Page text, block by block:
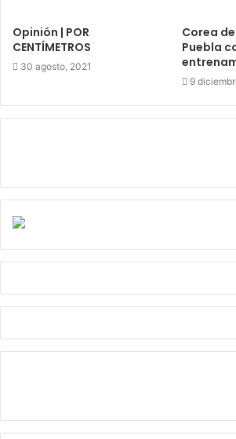
Opinión | POR
CENTÍMETROS
30 agosto, 2021
Corea
Puebla
9